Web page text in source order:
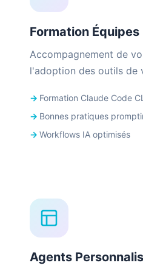
Formation Équipes
Accompagnement de
l'adoption des outils de
Formation Claude Code
Bonnes pratiques
Workflows IA optimisés
Agents